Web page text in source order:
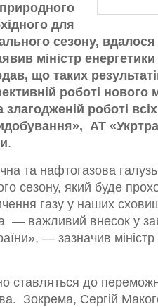
для
сезону, вдалося
міністр
що таких
роботі
роботі
АТ
.
та нафтогазова
сезону, який буде
газу у наших
— важливий внесок у
— зазначив
ставляться до
Зокрема, Сергій